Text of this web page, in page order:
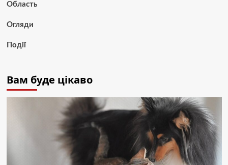
Область
Огляди
Події
Вам буде цікаво